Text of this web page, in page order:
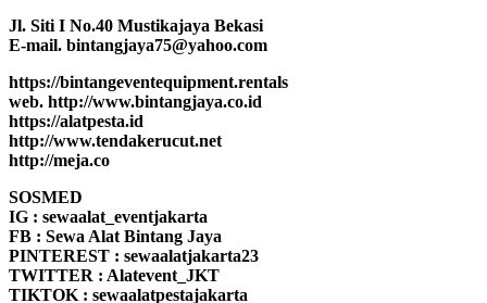
Jl. Siti I No.40 Mustikajaya Bekasi
E-mail. bintangjaya75@yahoo.com
https://bintangeventequipment.rentals
web. http://www.bintangjaya.co.id
https://alatpesta.id
http://www.tendakerucut.net
http://meja.co
SOSMED
IG : sewaalat_eventjakarta
FB : Sewa Alat Bintang Jaya
PINTEREST : sewaalatjakarta23
TWITTER : Alatevent_JKT
TIKTOK : sewaalatpestajakarta